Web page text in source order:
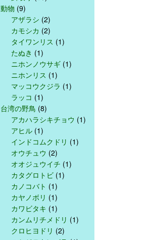
動物 (9)
アザラシ (2)
カモシカ (2)
タイワンリス (1)
たぬき (1)
ニホンノウサギ (1)
ニホンリス (1)
マッコウクジラ (1)
ラッコ (1)
台湾の野鳥 (8)
アカハラシキチョウ (1)
アヒル (1)
インドコムクドリ (1)
オウチュウ (2)
オオジュウイチ (1)
カタグロトビ (1)
カノコバト (1)
カヤノボリ (1)
カワビタキ (1)
カンムリチメドリ (1)
クロヒヨドリ (2)